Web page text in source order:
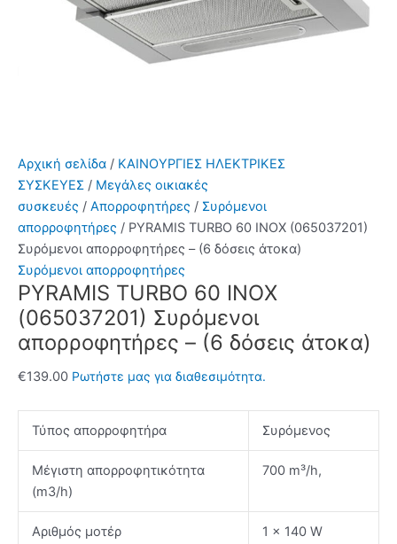
Αρχική σελίδα / ΚΑΙΝΟΥΡΓΙΕΣ ΗΛΕΚΤΡΙΚΕΣ
ΣΥΣΚΕΥΕΣ / Μεγάλες οικιακές
συσκευές / Απορροφητήρες / Συρόμενοι
απορροφητήρες / PYRAMIS TURBO 60 INOX (065037201)
Συρόμενοι απορροφητήρες – (6 δόσεις άτοκα)
Συρόμενοι απορροφητήρες
PYRAMIS TURBO 60 INOX
(065037201) Συρόμενοι
απορροφητήρες – (6 δόσεις άτοκα)
€139.00 Ρωτήστε μας για διαθεσιμότητα.
Τύπος απορροφητήρα Συρόμενος
Μέγιστη απορροφητικότητα
(m3/h)
700 m³/h,
Αριθμός μοτέρ 1 x 140 W